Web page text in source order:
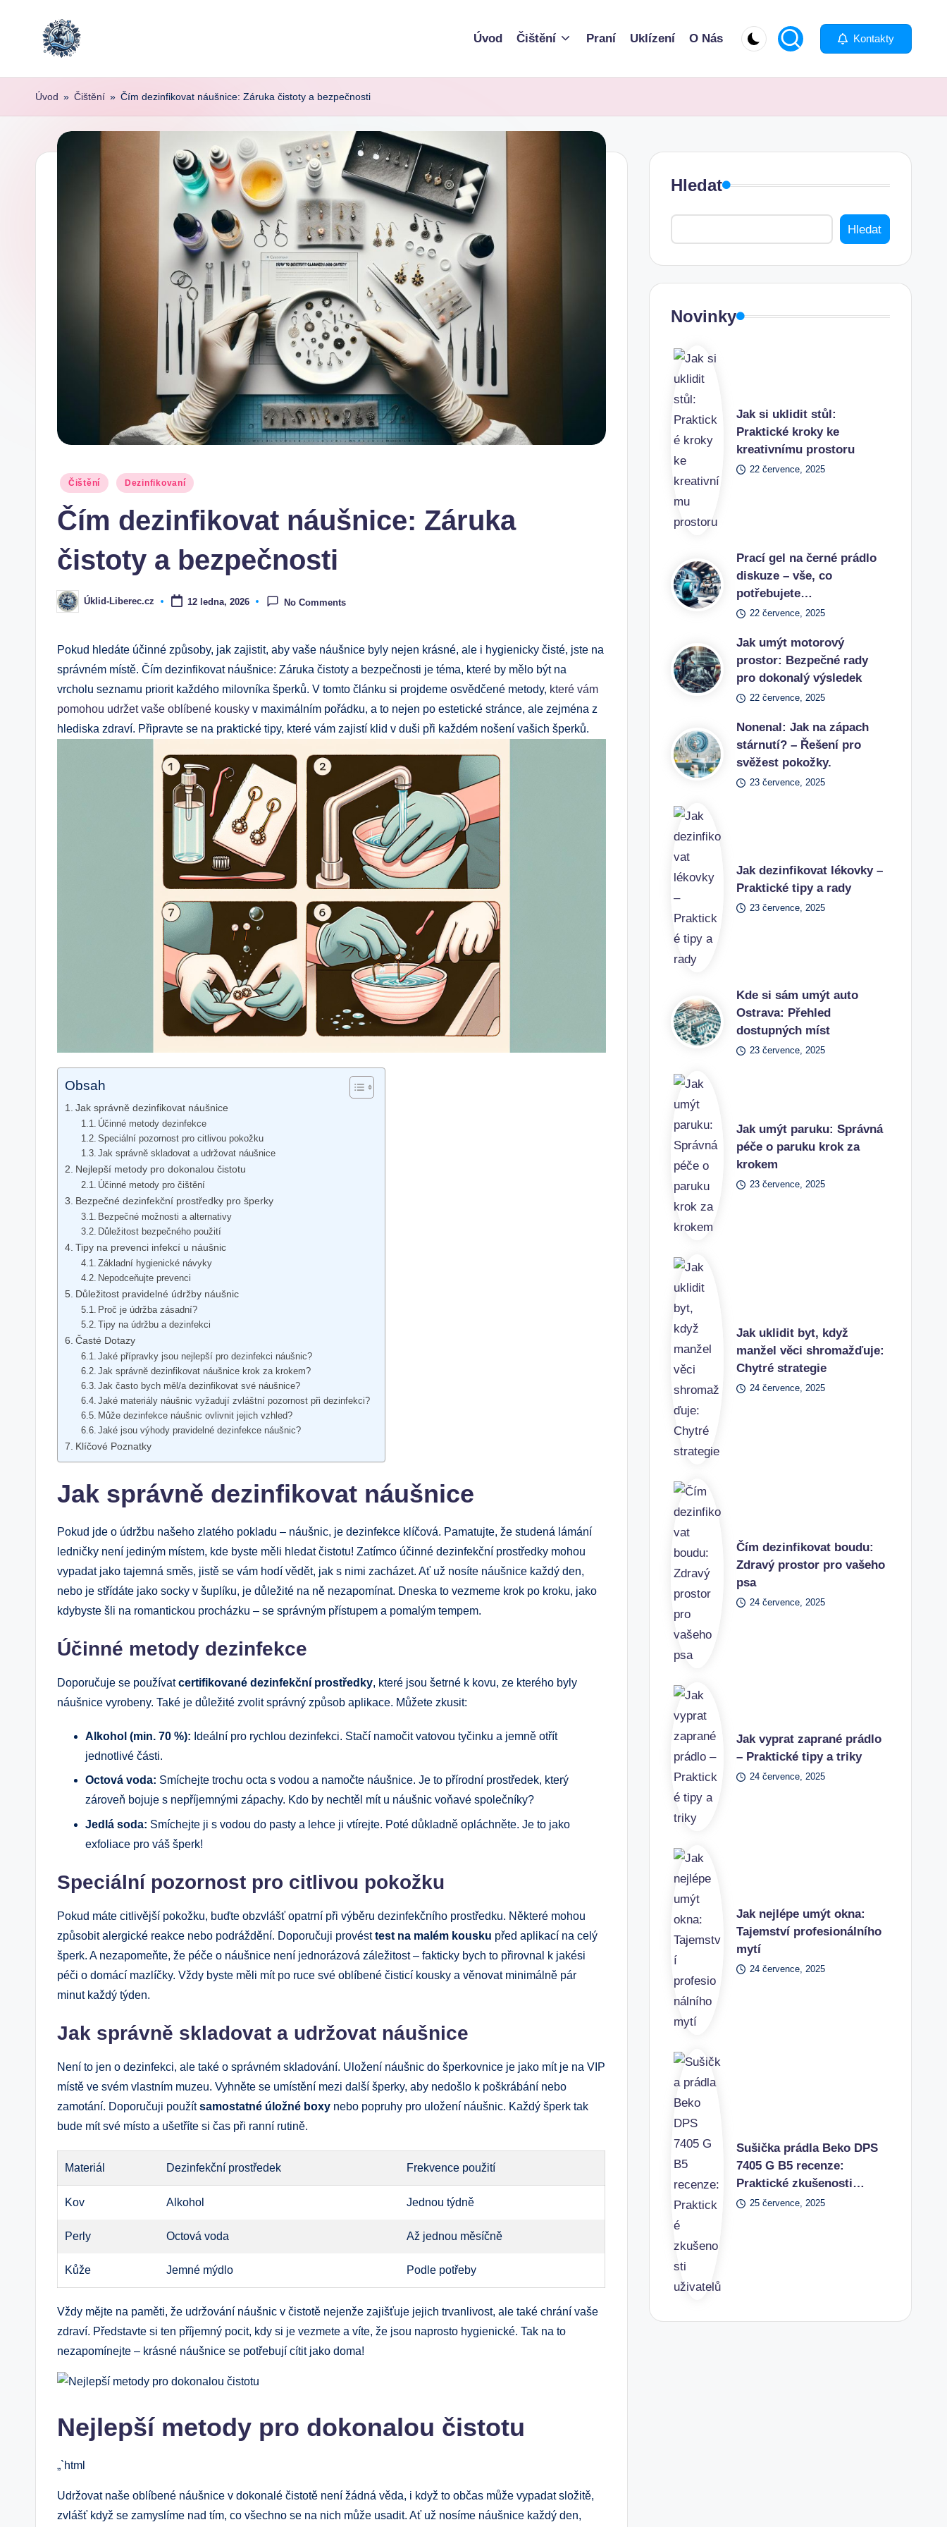
content
Úvod Čištění Praní Uklízení O Nás Kontakty
Úvod » Čištění » Čím dezinfikovat náušnice: Záruka čistoty a bezpečnosti
Posted
Čištění Dezinfikovaní
Čím dezinfikovat náušnice: Záruka
čistoty a bezpečnosti
Posted
by
Úklid-Liberec.cz 12 ledna, 2026 No Comments
Pokud hledáte účinné způsoby, jak zajistit, aby vaše náušnice byly nejen krásné, ale i hygienicky čisté, jste na
správném místě. Čím dezinfikovat náušnice: Záruka čistoty a bezpečnosti je téma, které by mělo být na
vrcholu seznamu priorit každého milovníka šperků. V tomto článku si projdeme osvědčené metody, které vám
pomohou udržet vaše oblíbené kousky v maximálním pořádku, a to nejen po estetické stránce, ale zejména z
hlediska zdraví. Připravte se na praktické tipy, které vám zajistí klid v duši při každém nošení vašich šperků.
Obsah
Jak správně dezinfikovat náušnice
Účinné metody dezinfekce
Speciální pozornost pro citlivou pokožku
Jak správně skladovat a udržovat náušnice
Nejlepší metody pro dokonalou čistotu
Účinné metody pro čištění
Bezpečné dezinfekční prostředky pro šperky
Bezpečné možnosti a alternativy
Důležitost bezpečného použití
Tipy na prevenci infekcí u náušnic
Základní hygienické návyky
Nepodceňujte prevenci
Důležitost pravidelné údržby náušnic
Proč je údržba zásadní?
Tipy na údržbu a dezinfekci
Časté Dotazy
Jaké přípravky jsou nejlepší pro dezinfekci náušnic?
Jak správně dezinfikovat náušnice krok za krokem?
Jak často bych měl/a dezinfikovat své náušnice?
Jaké materiály náušnic vyžadují zvláštní pozornost při dezinfekci?
Může dezinfekce náušnic ovlivnit jejich vzhled?
Jaké jsou výhody pravidelné dezinfekce náušnic?
Klíčové Poznatky
Jak správně dezinfikovat náušnice
Pokud jde o údržbu našeho zlatého pokladu – náušnic, je dezinfekce klíčová. Pamatujte, že studená lámání
ledničky není jediným místem, kde byste měli hledat čistotu! Zatímco účinné dezinfekční prostředky mohou
vypadat jako tajemná směs, jistě se vám hodí vědět, jak s nimi zacházet. Ať už nosíte náušnice každý den,
nebo je střídáte jako socky v šuplíku, je důležité na ně nezapomínat. Dneska to vezmeme krok po kroku, jako
kdybyste šli na romantickou procházku – se správným přístupem a pomalým tempem.
Účinné metody dezinfekce
Doporučuje se používatcertifikované dezinfekční prostředky, které jsou šetrné k kovu, ze kterého byly
náušnice vyrobeny. Také je důležité zvolit správný způsob aplikace. Můžete zkusit:
Alkohol (min. 70 %): Ideální pro rychlou dezinfekci. Stačí namočit vatovou tyčinku a jemně otřít
jednotlivé části.
Octová voda: Smíchejte trochu octa s vodou a namočte náušnice. Je to přírodní prostředek, který
zároveň bojuje s nepříjemnými zápachy. Kdo by nechtěl mít u náušnic voňavé společníky?
Jedlá soda: Smíchejte ji s vodou do pasty a lehce ji vtírejte. Poté důkladně opláchněte. Je to jako
exfoliace pro váš šperk!
Speciální pozornost pro citlivou pokožku
Pokud máte citlivější pokožku, buďte obzvlášť opatrní při výběru dezinfekčního prostředku. Některé mohou
způsobit alergické reakce nebo podráždění. Doporučuji provésttest na malém kousku před aplikací na celý
šperk. A nezapomeňte, že péče o náušnice není jednorázová záležitost – fakticky bych to přirovnal k jakési
péči o domácí mazlíčky. Vždy byste měli mít po ruce své oblíbené čisticí kousky a věnovat minimálně pár
minut každý týden.
Jak správně skladovat a udržovat náušnice
Není to jen o dezinfekci, ale také o správném skladování. Uložení náušnic do šperkovnice je jako mít je na VIP
místě ve svém vlastním muzeu. Vyhněte se umístění mezi další šperky, aby nedošlo k poškrábání nebo
zamotání. Doporučuji použítsamostatné úložné boxy nebo popruhy pro uložení náušnic. Každý šperk tak
bude mít své místo a ušetříte si čas při ranní rutině.
Materiál Dezinfekční prostředek Frekvence použití
Kov Alkohol Jednou týdně
Perly Octová voda Až jednou měsíčně
Kůže Jemné mýdlo Podle potřeby
Vždy mějte na paměti, že udržování náušnic v čistotě nejenže zajišťuje jejich trvanlivost, ale také chrání vaše
zdraví. Představte si ten příjemný pocit, kdy si je vezmete a víte, že jsou naprosto hygienické. Tak na to
nezapomínejte – krásné náušnice se potřebují cítit jako doma!
Nejlepší metody pro dokonalou čistotu
„`html
Udržovat naše oblíbené náušnice v dokonalé čistotě není žádná věda, i když to občas může vypadat složitě,
zvlášť když se zamyslíme nad tím, co všechno se na nich může usadit. Ať už nosíme náušnice každý den,
Hledat
Hledat
Novinky
Jak si uklidit stůl:
Praktické kroky ke
kreativnímu prostoru
22 července, 2025
Prací gel na černé prádlo
diskuze – vše, co
potřebujete…
22 července, 2025
Jak umýt motorový
prostor: Bezpečné rady
pro dokonalý výsledek
22 července, 2025
Nonenal: Jak na zápach
stárnutí? – Řešení pro
svěžest pokožky.
23 července, 2025
Jak dezinfikovat lékovky –
Praktické tipy a rady
23 července, 2025
Kde si sám umýt auto
Ostrava: Přehled
dostupných míst
23 července, 2025
Jak umýt paruku: Správná
péče o paruku krok za
krokem
23 července, 2025
Jak uklidit byt, když
manžel věci shromažďuje:
Chytré strategie
24 července, 2025
Čím dezinfikovat boudu:
Zdravý prostor pro vašeho
psa
24 července, 2025
Jak vyprat zaprané prádlo
– Praktické tipy a triky
24 července, 2025
Jak nejlépe umýt okna:
Tajemství profesionálního
mytí
24 července, 2025
Sušička prádla Beko DPS
7405 G B5 recenze:
Praktické zkušenosti…
25 července, 2025